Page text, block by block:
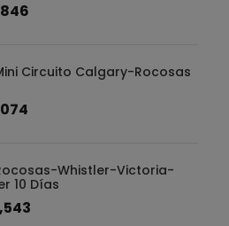
Circuito Calgary-Rocosas
Whistler-Victoria-
10 Días